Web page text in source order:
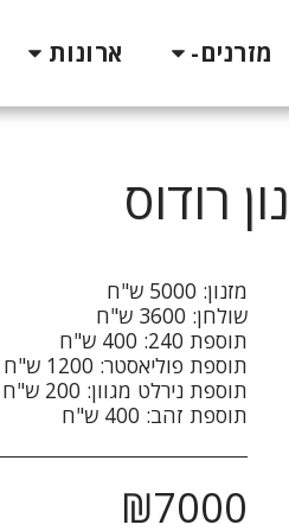
מזרנים- ארונות
רודוס
תוספת זהב: 400 ש"ח
₪7000